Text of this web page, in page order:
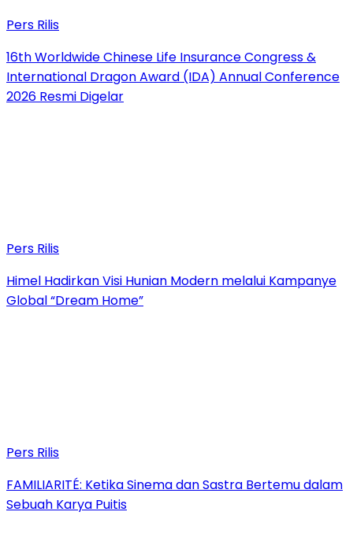
Pers Rilis
16th Worldwide Chinese Life Insurance Congress &
International Dragon Award (IDA) Annual Conference
2026 Resmi Digelar
Pers Rilis
Himel Hadirkan Visi Hunian Modern melalui Kampanye
Global “Dream Home”
Pers Rilis
FAMILIARITÉ: Ketika Sinema dan Sastra Bertemu dalam
Sebuah Karya Puitis